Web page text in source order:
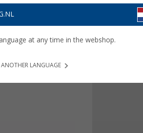
Kleur
at any time in the webshop.
ANOTHER LANGUAGE